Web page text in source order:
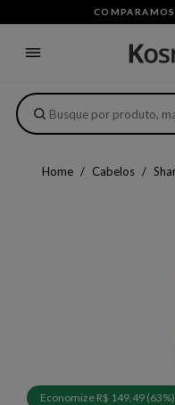
Home Cabelos
Economize R$ 149,49 (63%)